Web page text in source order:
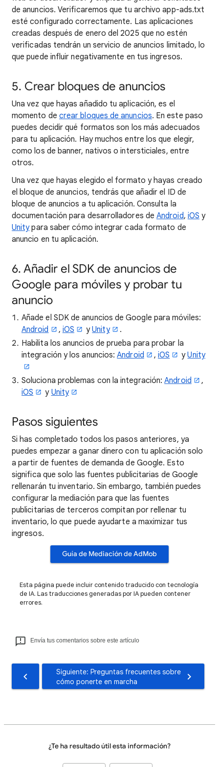
de anuncios. Verificaremos que tu archivo app-ads.txt
esté configurado correctamente. Las aplicaciones
creadas después de enero del 2025 que no estén
verificadas tendrán un servicio de anuncios limitado, lo
que puede influir negativamente en tus ingresos.
5. Crear bloques de anuncios
Una vez que hayas añadido tu aplicación, es el
momento de crear bloques de anuncios. En este paso
puedes decidir qué formatos son los más adecuados
para tu aplicación. Hay muchos entre los que elegir,
como los de banner, nativos o intersticiales, entre
otros.
Una vez que hayas elegido el formato y hayas creado
el bloque de anuncios, tendrás que añadir el ID de
bloque de anuncios a tu aplicación. Consulta la
documentación para desarrolladores deAndroid, iOS y
Unitypara saber cómo integrar cada formato de
anuncio en tu aplicación.
6. Añadir el SDK de anuncios de
Google para móviles y probar tu
anuncio
Añade el SDK de anuncios de Google para móviles:
Android
, iOS yUnity
.
Habilita los anuncios de prueba para probar la
integración y los anuncios:Android , iOS yUnity
Soluciona problemas con la integración:Android
,
iOS
y Unity
Pasos siguientes
Si has completado todos los pasos anteriores, ya
puedes empezar a ganar dinero con tu aplicación solo
a partir de fuentes de demanda de Google. Esto
significa que solo las fuentes publicitarias de Google
rellenarán tu inventario. Sin embargo, también puedes
configurar la mediación para que las fuentes
publicitarias de terceros compitan por rellenar tu
inventario, lo que puede ayudarte a maximizar tus
ingresos.
Guía de Mediación de AdMob
Esta página puede incluir contenido traducido con tecnología
de IA. Las traducciones generadas por IA pueden contener
errores.
Envía tus comentarios sobre este artículo
Siguiente: Preguntas frecuentes sobre
cómo ponerte en marcha
¿Te ha resultado útil esta información?